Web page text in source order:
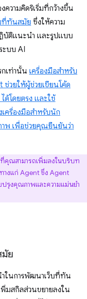
วามคิดริเริ่มที่กว้างขึ้น
ที่ทันสมัย ซึ่งให้ความ
บัติแนะนำ และรูปแบบ
ะบบ AI
เท่านั้น เครื่องมือสำหรับ
วยให้ผู้ช่วยเขียนโค้ด
ด้โดยตรง และใช้
เครื่องมือสำหรับนัก
พ เพื่อช่วยคุณยืนยันว่า
คุณสามารถเพิ่มลงในบริบท
างแก่ Agent ซึ่ง Agent
ปรุงคุณภาพและความแม่นยำ
ย
ในการพัฒนาเว็บที่ทัน
มสกิลส่วนขยายลงใน